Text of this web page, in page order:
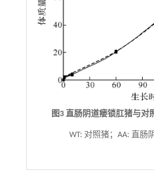
图3 直肠阴道瘘锁肛猪与对
WT: 对照猪；AA: 直肠